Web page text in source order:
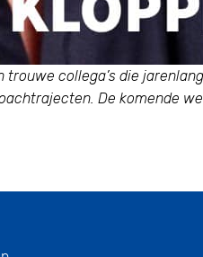
collega’s die
De komende